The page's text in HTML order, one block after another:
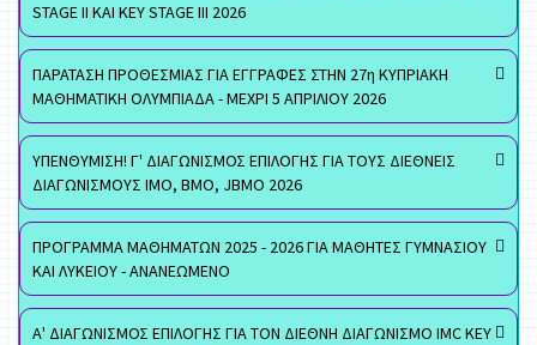
STAGE II ΚΑΙ KEY STAGE III 2026
ΠΑΡΑΤΑΣΗ ΠΡΟΘΕΣΜΙΑΣ ΓΙΑ ΕΓΓΡΑΦΕΣ ΣΤΗΝ 27η ΚΥΠΡΙΑΚΗ
ΜΑΘΗΜΑΤΙΚΗ ΟΛΥΜΠΙΑΔΑ - ΜΕΧΡΙ 5 ΑΠΡΙΛΙΟΥ 2026
ΥΠΕΝΘΥΜΙΣΗ! Γ' ΔΙΑΓΩΝΙΣΜΟΣ ΕΠΙΛΟΓΗΣ ΓΙΑ ΤΟΥΣ ΔΙΕΘΝΕΙΣ
ΔΙΑΓΩΝΙΣΜΟΥΣ ΙΜΟ, ΒΜΟ, JBMO 2026
ΠΡΟΓΡΑΜΜΑ ΜΑΘΗΜΑΤΩΝ 2025 - 2026 ΓΙΑ ΜΑΘΗΤΕΣ ΓΥΜΝΑΣΙΟΥ
ΚΑΙ ΛΥΚΕΙΟΥ - ΑΝΑΝΕΩΜΕΝΟ
Α' ΔΙΑΓΩΝΙΣΜΟΣ ΕΠΙΛΟΓΗΣ ΓΙΑ ΤΟΝ ΔΙΕΘΝΗ ΔΙΑΓΩΝΙΣΜΟ IMC KEY